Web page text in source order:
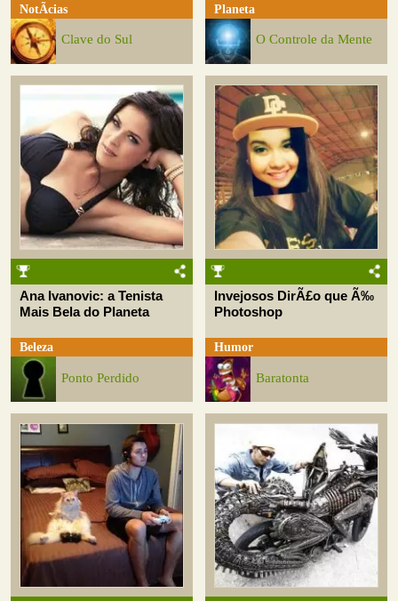
NotÃ­cias
Clave do Sul
Planeta
O Controle da Mente
Ana Ivanovic: a Tenista
Mais Bela do Planeta
Beleza
Ponto Perdido
Invejosos DirÃ£o que Ã‰
Photoshop
Humor
Baratonta